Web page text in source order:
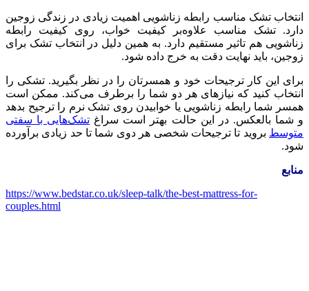
انتخاب تشک مناسب رابطه زناشویی اهمیت زیادی در زندگی زوجین
دارد. تشک مناسب علاوه‌بر کیفیت خواب، روی کیفیت رابطه
زناشویی هم تاثیر مستقیم دارد. به همین دلیل در انتخاب تشک برای
زوجین، باید نهایت دقت به خرج داده شود.
برای این کار ترجیحات خود و همسرتان را در نظر بگیرید. تشکی را
انتخاب کنید که نیازهای هر دو شما را برطرف می‌کند. ممکن است
همسر شما رابطه زناشویی یا خوابیدن روی تشک نرم را ترجیح بدهد
و شما بالعکس. در این حالت بهتر است سراغ تشک‌هایی با سفتی
متوسط بروید تا ترجیحات شخصی هر دوی شما تا حد زیادی برآورده
شود.
منابع
https://www.bedstar.co.uk/sleep-talk/the-best-mattress-for-
couples.html